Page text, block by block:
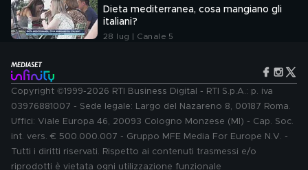
Dieta mediterranea, cosa mangiano gli
italiani?
28 lug | Canale 5
Copyright ©1999-2026 RTI Business Digital - RTI S.p.A.: p. iva
03976881007 - Sede legale: Largo del Nazareno 8, 00187 Roma.
Uffici: Viale Europa 46, 20093 Cologno Monzese (MI) - Cap. Soc.
int. vers. € 500.000.007 - Gruppo MFE Media For Europe N.V. -
Tutti i diritti riservati. Rispetto ai contenuti trasmessi e/o
riprodotti è vietata ogni utilizzazione funzionale